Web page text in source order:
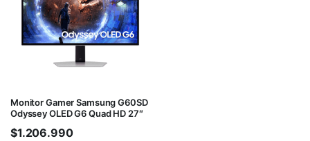
Monitor Gamer Samsung G60SD
Odyssey OLED G6 Quad HD 27″
$1.206.990